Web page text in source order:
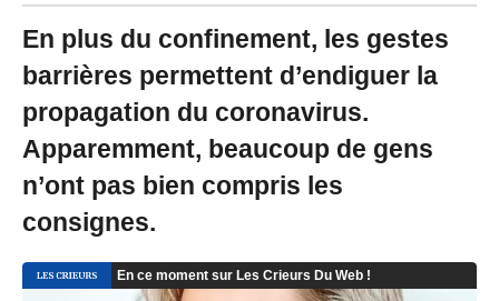
-
M
s
u
r
8
/
En plus du confinement, les gestes
barrières permettent d’endiguer la
propagation du coronavirus.
Apparemment, beaucoup de gens
n’ont pas bien compris les
consignes.